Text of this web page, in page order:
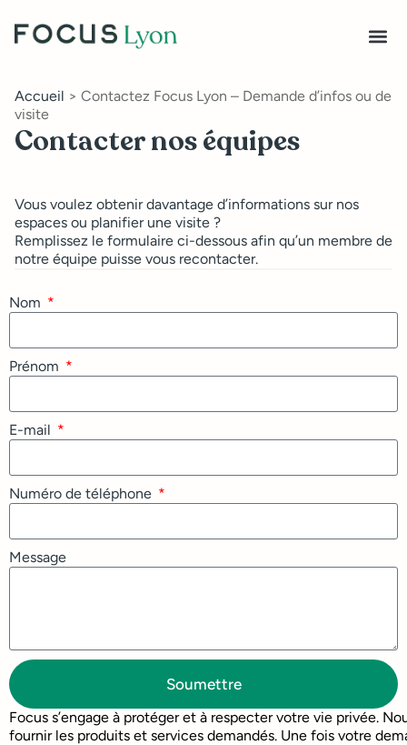
Accueil > Contactez Focus Lyon – Demande d’infos ou de
visite
Contacter nos équipes
Vous voulez obtenir davantage d’informations sur nos
espaces ou planifier une visite ?
Remplissez le formulaire ci-dessous afin qu’un membre de
notre équipe puisse vous recontacter.
Nom
Prénom
E-mail
Numéro de téléphone
Message
Soumettre
Focus s’engage à protéger et à respecter votre vie privée.
fournir les produits et services demandés. Une fois votre